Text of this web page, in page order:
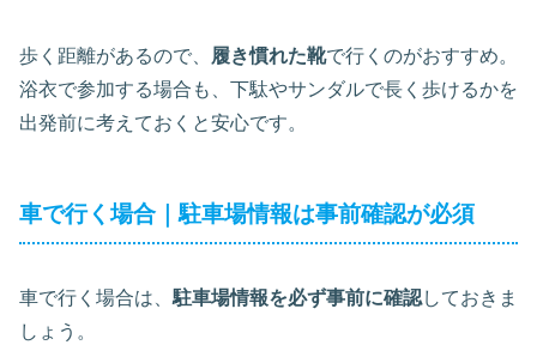
歩く距離があるので、 履き慣れた靴で行くのがおすすめ。
浴衣で参加する場合も、下駄やサンダルで長く歩けるかを
出発前に考えておくと安心です。
車で行く場合｜駐車場情報は事前確認が必須
車で行く場合は、 駐車場情報を必ず事前に確認しておきま
しょう。